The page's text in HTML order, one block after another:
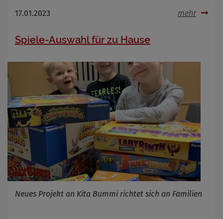
17.01.2023 mehr
Spiele-Auswahl für zu Hause
Neues Projekt an Kita Bummi richtet sich an Familien